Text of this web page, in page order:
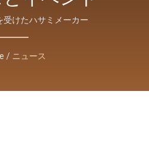
受けたハサミメーカー
/ ニュース